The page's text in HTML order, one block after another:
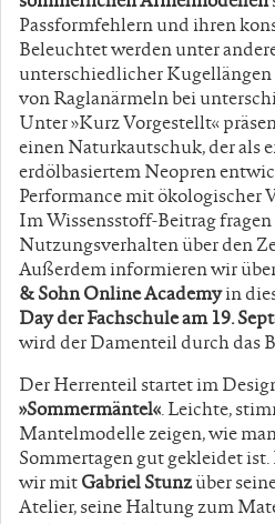
Passformfehlern und ihren
Beleuchtet werden unter
unterschiedlicher
von Raglanärmeln bei
Unter »Kurz Vorgestellt«
einen Naturkautschuk, der als
erdölbasiertem Neopren
Performance mit ökologischer
Im Wissensstoff-Beitrag
Nutzungsverhalten über den
Außerdem informieren wir
& Sohn Online Academyin
Day der Fachschule am 19.
wird der Damenteil durch das
Der Herrenteil startet im
»Sommermäntel«. Leichte,
Mantelmodelle zeigen, wie
Sommertagen gut gekleidet
wir mitGabriel Stunzüber
Atelier, seine Haltung zum